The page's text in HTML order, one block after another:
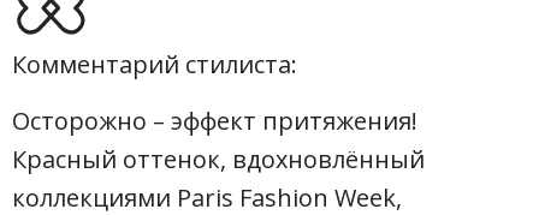
Комментарий стилиста:
Осторожно – эффект притяжения!
Красный оттенок, вдохновлённый
коллекциями Paris Fashion Week,